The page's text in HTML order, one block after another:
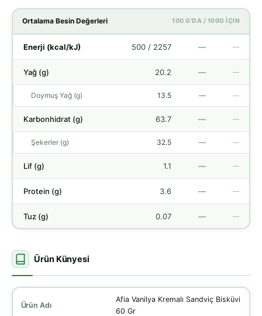
Ortalama Besin Değerleri 100 G'DA / 100G İÇIN
Enerji (kcal/kJ) 500 / 2257 — —
Yağ (g) 20.2 — —
Doymuş Yağ (g) 13.5 — —
Karbonhidrat (g) 63.7 — —
Şekerler (g) 32.5 — —
Lif (g) 1.1 — —
Protein (g) 3.6 — —
Tuz (g) 0.07 — —
Ürün Künyesi
Ürün Adı
Afia Vanilya Kremalı Sandviç Bisküvi
60 Gr